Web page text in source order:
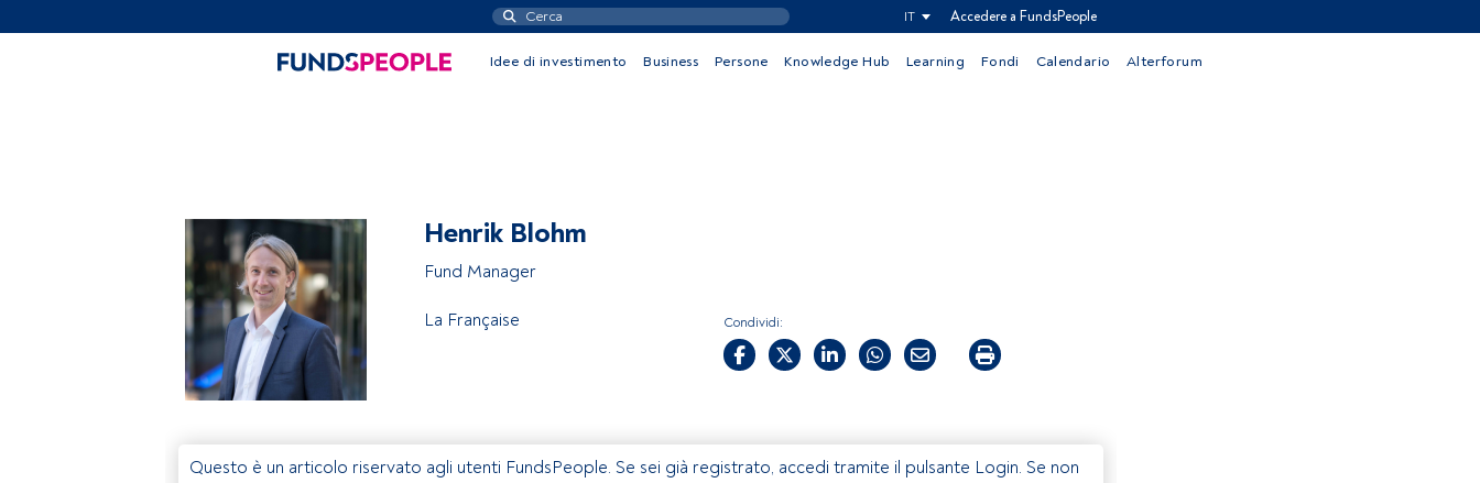
IT Accedere a FundsPeople
Idee di investimento Business Persone Knowledge Hub Learning Fondi Calendario Alterforum
Henrik Blohm
Fund Manager
La Française Condividi:
Questo è un articolo riservato agli utenti FundsPeople. Se sei già registrato, accedi tramite il pulsante Login. Se non